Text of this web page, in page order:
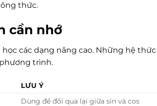
thức.
cần nhớ
các dạng nâng cao. Những hệ
trình.
LƯU Ý
Dùng để đổi qua lại giữa sin và cos